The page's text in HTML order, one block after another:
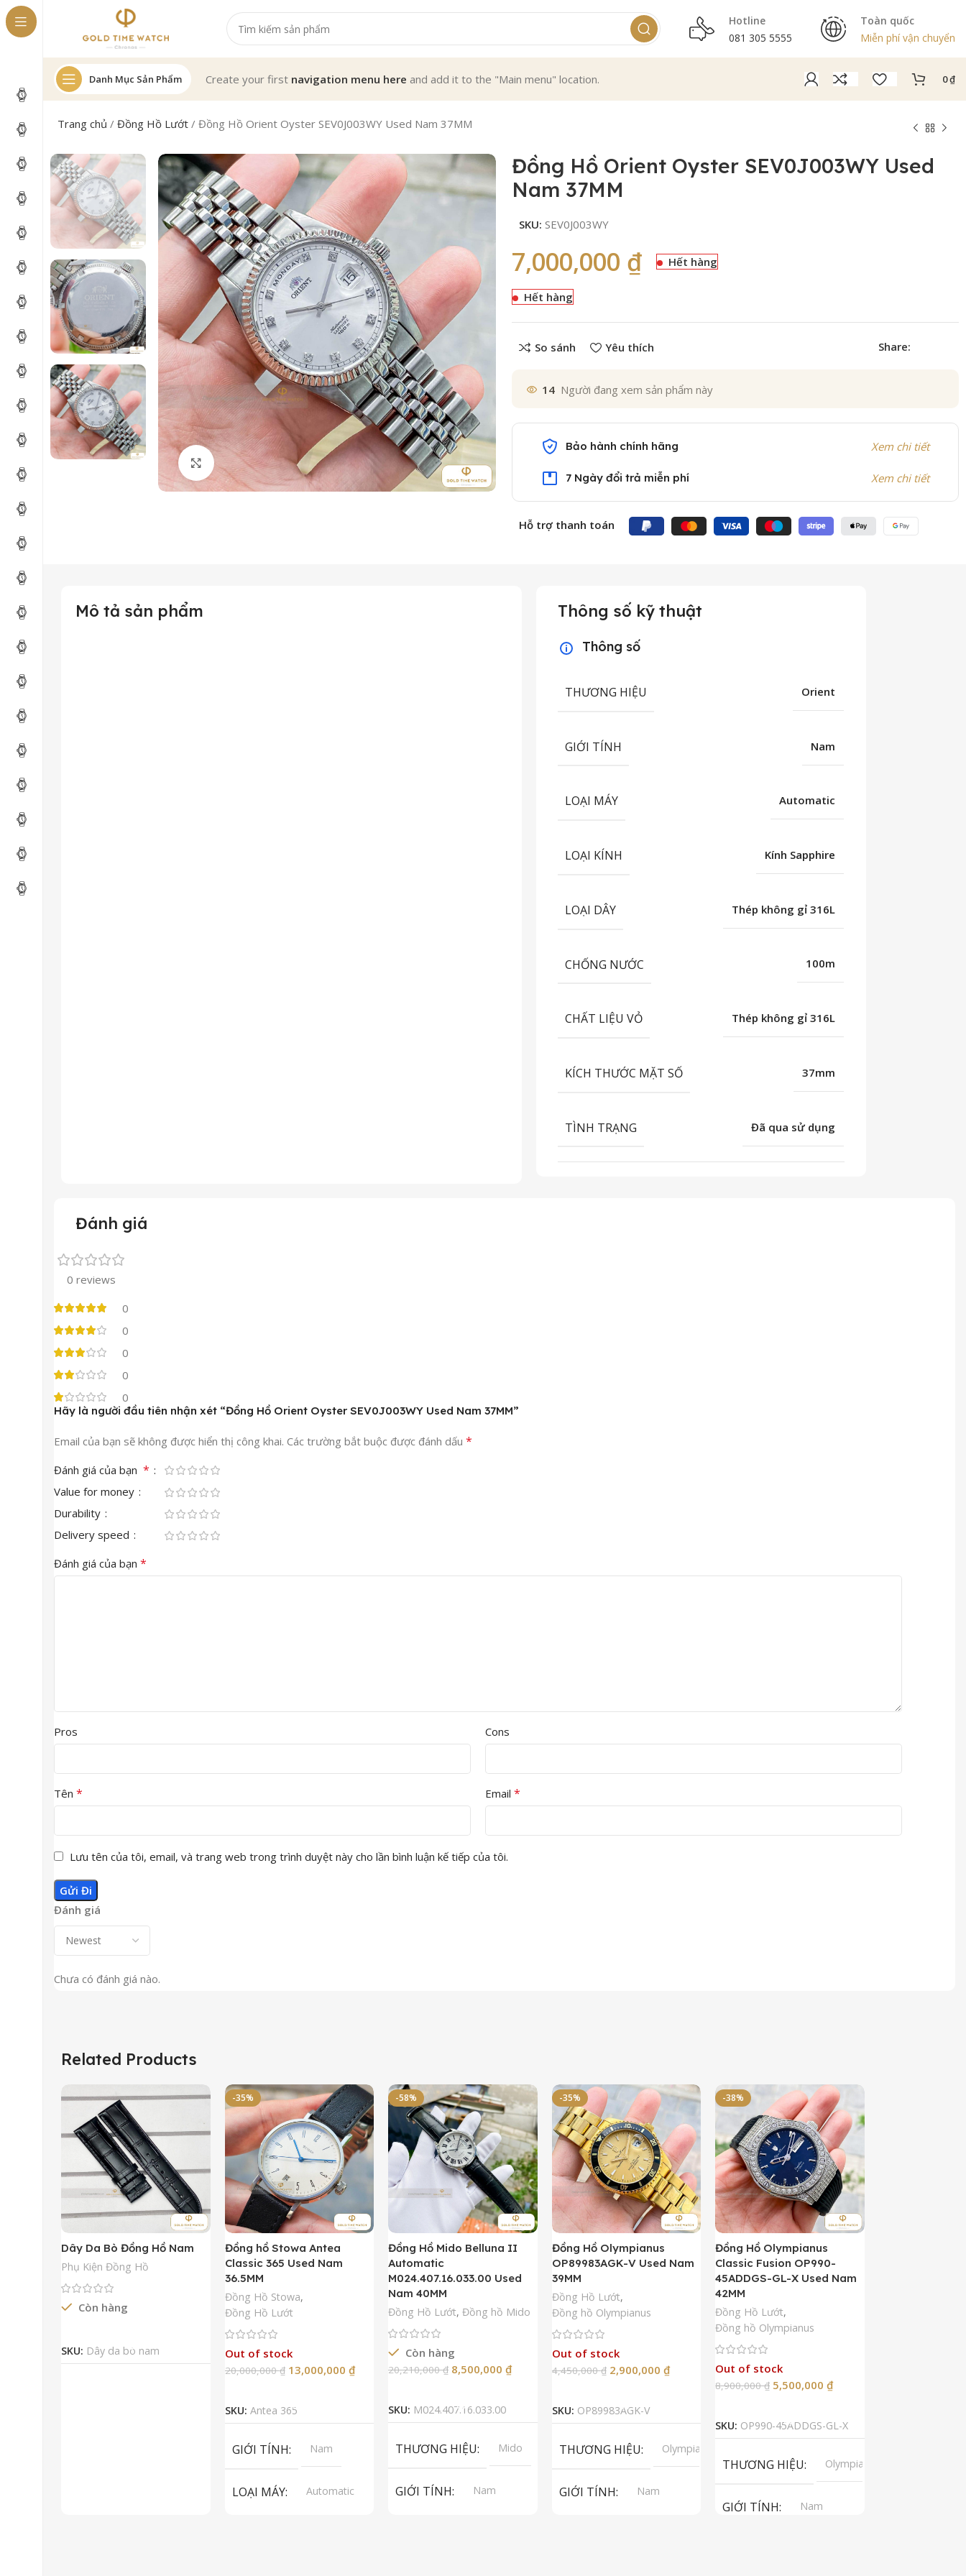
Hotline
081 305 5555
Toàn quốc
Miễn phí vận chuyển
Danh Mục Sản Phẩm Create your first navigation menu here and add it to the "Main menu" location. 0₫
Trang chủ /Đồng Hồ Lướt /Đồng Hồ Orient Oyster SEV0J003WY Used Nam 37MM
Click to enlarge
Đồng Hồ Orient Oyster SEV0J003WY Used
Nam 37MM
SKU: SEV0J003WY
7,000,000 ₫ Hết hàng
Hết hàng
So sánh Yêu thích Share:
14 Người đang xem sản phẩm này
Bảo hành chính hãng Xem chi tiết
7 Ngày đổi trả miễn phí Xem chi tiết
Hỗ trợ thanh toán
Mô tả sản phẩm Thông số kỹ thuật
Thông số
THƯƠNG HIỆU Orient
GIỚI TÍNH Nam
LOẠI MÁY Automatic
LOẠI KÍNH Kính Sapphire
LOẠI DÂY Thép không gỉ 316L
CHỐNG NƯỚC 100m
CHẤT LIỆU VỎ Thép không gỉ 316L
KÍCH THƯỚC MẶT SỐ 37mm
TÌNH TRẠNG Đã qua sử dụng
Đánh giá
0 reviews
0
0
0
0
0
Đánh giá
Chưa có đánh giá nào.
Hãy là người đầu tiên nhận xét “Đồng Hồ Orient Oyster SEV0J003WY Used Nam 37MM”
Email của bạn sẽ không được hiển thị công khai. Các trường bắt buộc được đánh dấu *
Đánh giá của bạn *
Value for money
Durability
Delivery speed
Đánh giá của bạn *
Pros Cons
Tên * Email *
Lưu tên của tôi, email, và trang web trong trình duyệt này cho lần bình luận kế tiếp của tôi.
Related Products
Dây Da Bò Đồng Hồ Nam
Phụ Kiện Đồng Hồ
Còn hàng
SKU: Dây da bò nam
-35%
Đồng hồ Stowa Antea
Classic 365 Used Nam
36.5MM
Đồng Hồ Stowa,
Đồng Hồ Lướt
Out of stock
20,000,000₫ 13,000,000 ₫
SKU: Antea 365
GIỚI TÍNH Nam
LOẠI MÁY
Automatic
-58%
Đồng Hồ Mido Belluna II
Automatic
M024.407.16.033.00 Used
Nam 40MM
Đồng Hồ Lướt, Đồng hồ Mido
Còn hàng
20,210,000₫ 8,500,000 ₫
SKU: M024.407.16.033.00
THƯƠNG HIỆU Mido
GIỚI TÍNH Nam
-35%
Đồng Hồ Olympianus
OP89983AGK-V Used Nam
39MM
Đồng Hồ Lướt,
Đồng hồ Olympianus
Out of stock
4,450,000₫ 2,900,000 ₫
SKU: OP89983AGK-V
THƯƠNG HIỆU Olympianus
GIỚI TÍNH Nam
-38%
Đồng Hồ Olympianus
Classic Fusion OP990-
45ADDGS-GL-X Used Nam
42MM
Đồng Hồ Lướt,
Đồng hồ Olympianus
Out of stock
8,900,000₫ 5,500,000 ₫
SKU: OP990-45ADDGS-GL-X
THƯƠNG HIỆU Olympianus
GIỚI TÍNH Nam